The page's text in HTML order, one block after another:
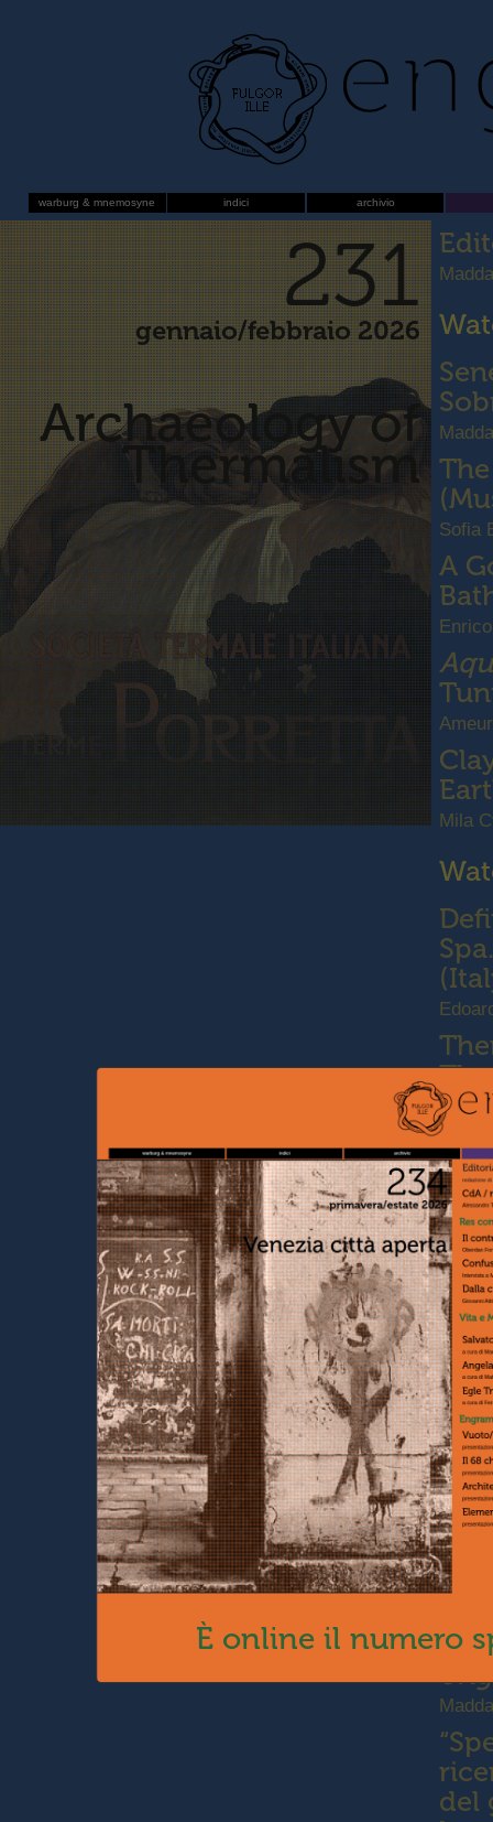
warburg & mnemosyne indici archivio
231
gennaio/febbraio 2026
Archaeology of
Thermalism
Sofia
A
Mila
for
Paola
Paolo
Alba
del
È online il numero